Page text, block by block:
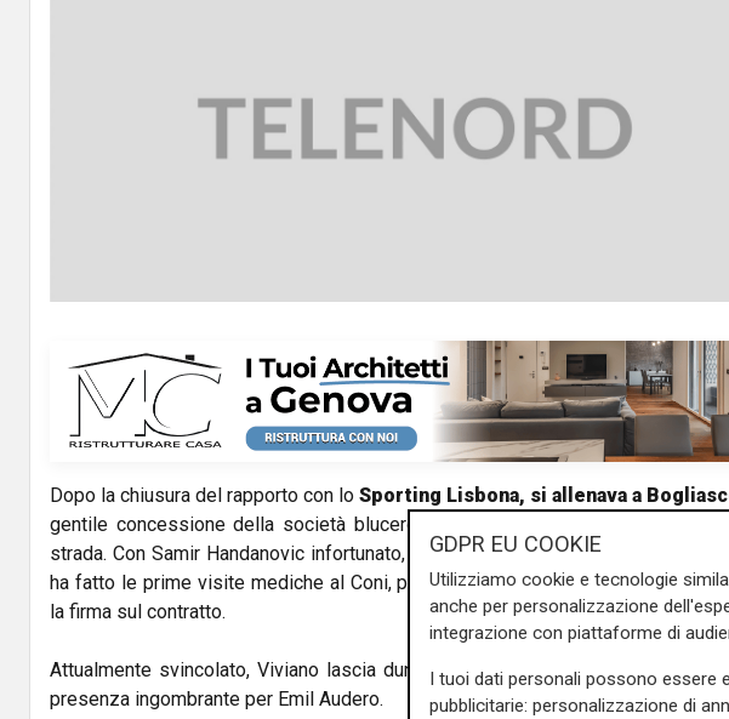
Dopo la chiusura del rapporto con lo Sporting Lisbona, si allenava a
gentile concessione della società blucerchiata. Ora Emiliano Viviano prende
strada. Con Samir Handanovic infortunato, l'Inter è pronta ad ingaggiarlo. Oggi
ha fatto le prime visite mediche al Coni, per domani è attesa la decisione
la firma sul contratto.
Attualmente svincolato, Viviano lascia dunque Bogliasco. Si era parlato anche
presenza ingombrante per Emil Audero.
GDPR EU COOKIE
Utilizziamo cookie e tecnologie
anche per personalizzazione
integrazione con piattaforme di
I tuoi dati personali possono essere
pubblicitarie: personalizzazione di